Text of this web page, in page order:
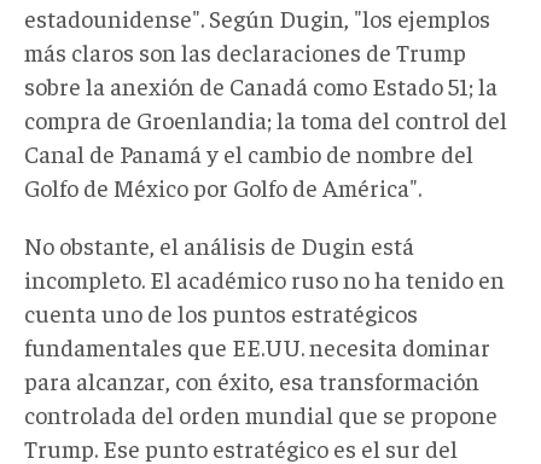
estadounidense". Según Dugin, "los ejemplos
más claros son las declaraciones de Trump
sobre la anexión de Canadá como Estado 51; la
compra de Groenlandia; la toma del control del
Canal de Panamá y el cambio de nombre del
Golfo de México por Golfo de América".
No obstante, el análisis de Dugin está
incompleto. El académico ruso no ha tenido en
cuenta uno de los puntos estratégicos
fundamentales que EE.UU. necesita dominar
para alcanzar, con éxito, esa transformación
controlada del orden mundial que se propone
Trump. Ese punto estratégico es el sur del